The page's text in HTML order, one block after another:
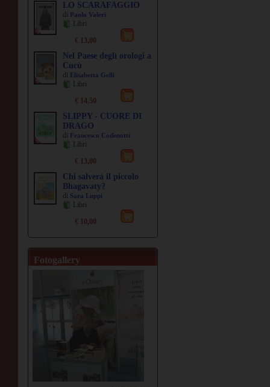
LO SCARAFAGGIO
di Paolo Valeri
Libri
€ 13,00
Nel Paese degli orologi a
Cucù
di Elisabetta Gelli
Libri
€ 14,50
SLIPPY - CUORE DI
DRAGO
di Francesco Codenotti
Libri
€ 13,00
Chi salverà il piccolo
Bhagavaty?
di Sara Luppi
Libri
€ 10,00
Fotogallery